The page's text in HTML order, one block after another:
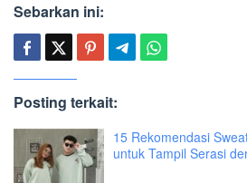
Sebarkan ini:
Posting terkait:
15 Rekomendasi
untuk Tampil Serasi